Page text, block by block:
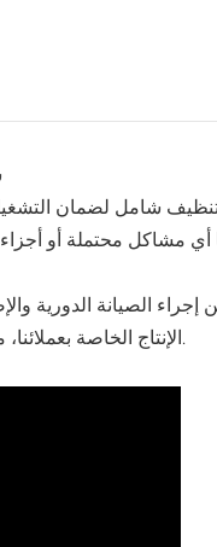
شامل لضمان التشغيل
مشاكل محتملة أو أجزاء
إجراء الصيانة الدورية
الإنتاج الخاصة بعملائنا، مما يضمن الحد الأدنى من انقطاع الإنتاج ووقت التوقف عن العمل.